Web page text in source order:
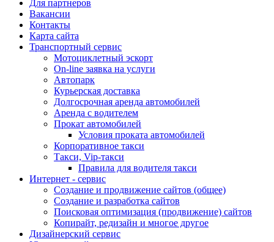
Для партнеров
Вакансии
Контакты
Карта сайта
Транспортный сервис
Мотоциклетный эскорт
On-line заявка на услуги
Автопарк
Курьерская доставка
Долгосрочная аренда автомобилей
Аренда с водителем
Прокат автомобилей
Условия проката автомобилей
Корпоративное такси
Такси, Vip-такси
Правила для водителя такси
Интернет - сервис
Создание и продвижение сайтов (общее)
Создание и разработка сайтов
Поисковая оптимизация (продвижение) сайтов
Копирайт, редизайн и многое другое
Дизайнерский сервис